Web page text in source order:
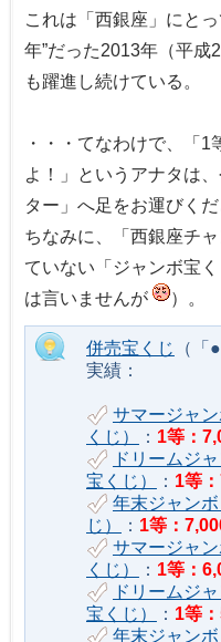
これは「西銀座」にと
年”だった2013年（平成
も躍進し続けている。
・・・てなわけで、「
よ！」というアナタは
ター」へ足をお運びくだ
ちなみに、「西銀座チ
ていない「ジャンボ宝
は言いませんが
）。
併売宝くじ
（
実績：
サマージャ
くじ）
： 1等：
ドリームジ
宝くじ）
： 1等
年末ジャン
じ）
： 1等：
サマージャ
くじ）
： 1等：
ドリームジ
宝くじ）
： 1等
年末ジャン